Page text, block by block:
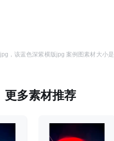
jpg ，该蓝色深紫横版jpg 案例图素材大小是
更多素材推荐